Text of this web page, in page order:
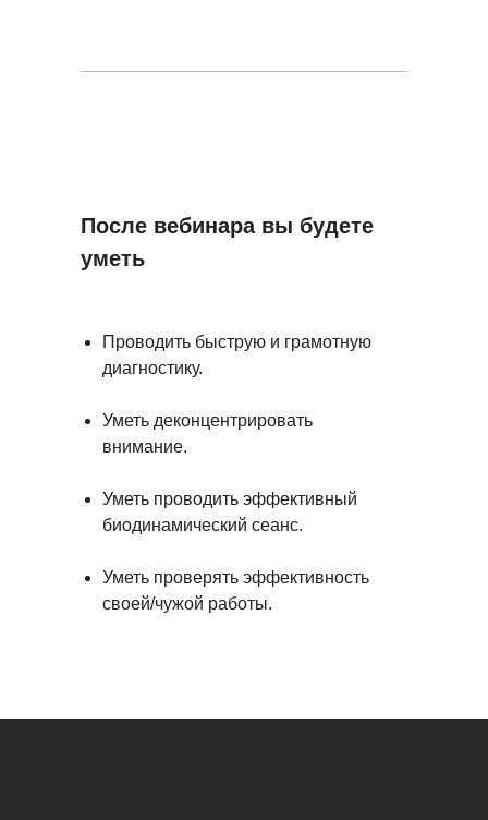
После вебинара вы будете
уметь
Проводить быструю и грамотную
диагностику.
Уметь деконцентрировать
внимание.
Уметь проводить эффективный
биодинамический сеанс.
Уметь проверять эффективность
своей/чужой работы.